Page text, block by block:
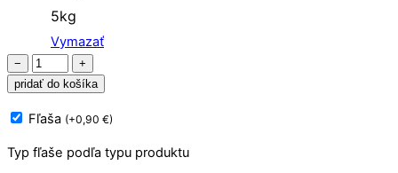
5kg
Vymazať
−
množstvo
Leštidlo
umývačky
s
kyselinou
+
pridať do košíka
Fľaša (+0,90 €)
Typ fľaše podľa typu produktu